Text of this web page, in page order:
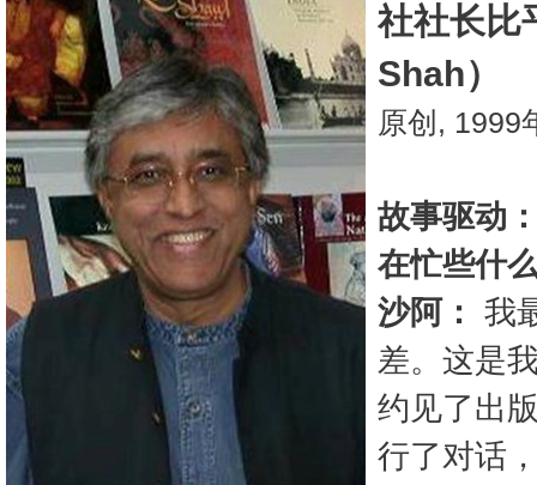
社社长比
Shah）
原创, 1999
故事驱动
在忙些什
沙阿： 我
差。这是
约见了出
行了对话